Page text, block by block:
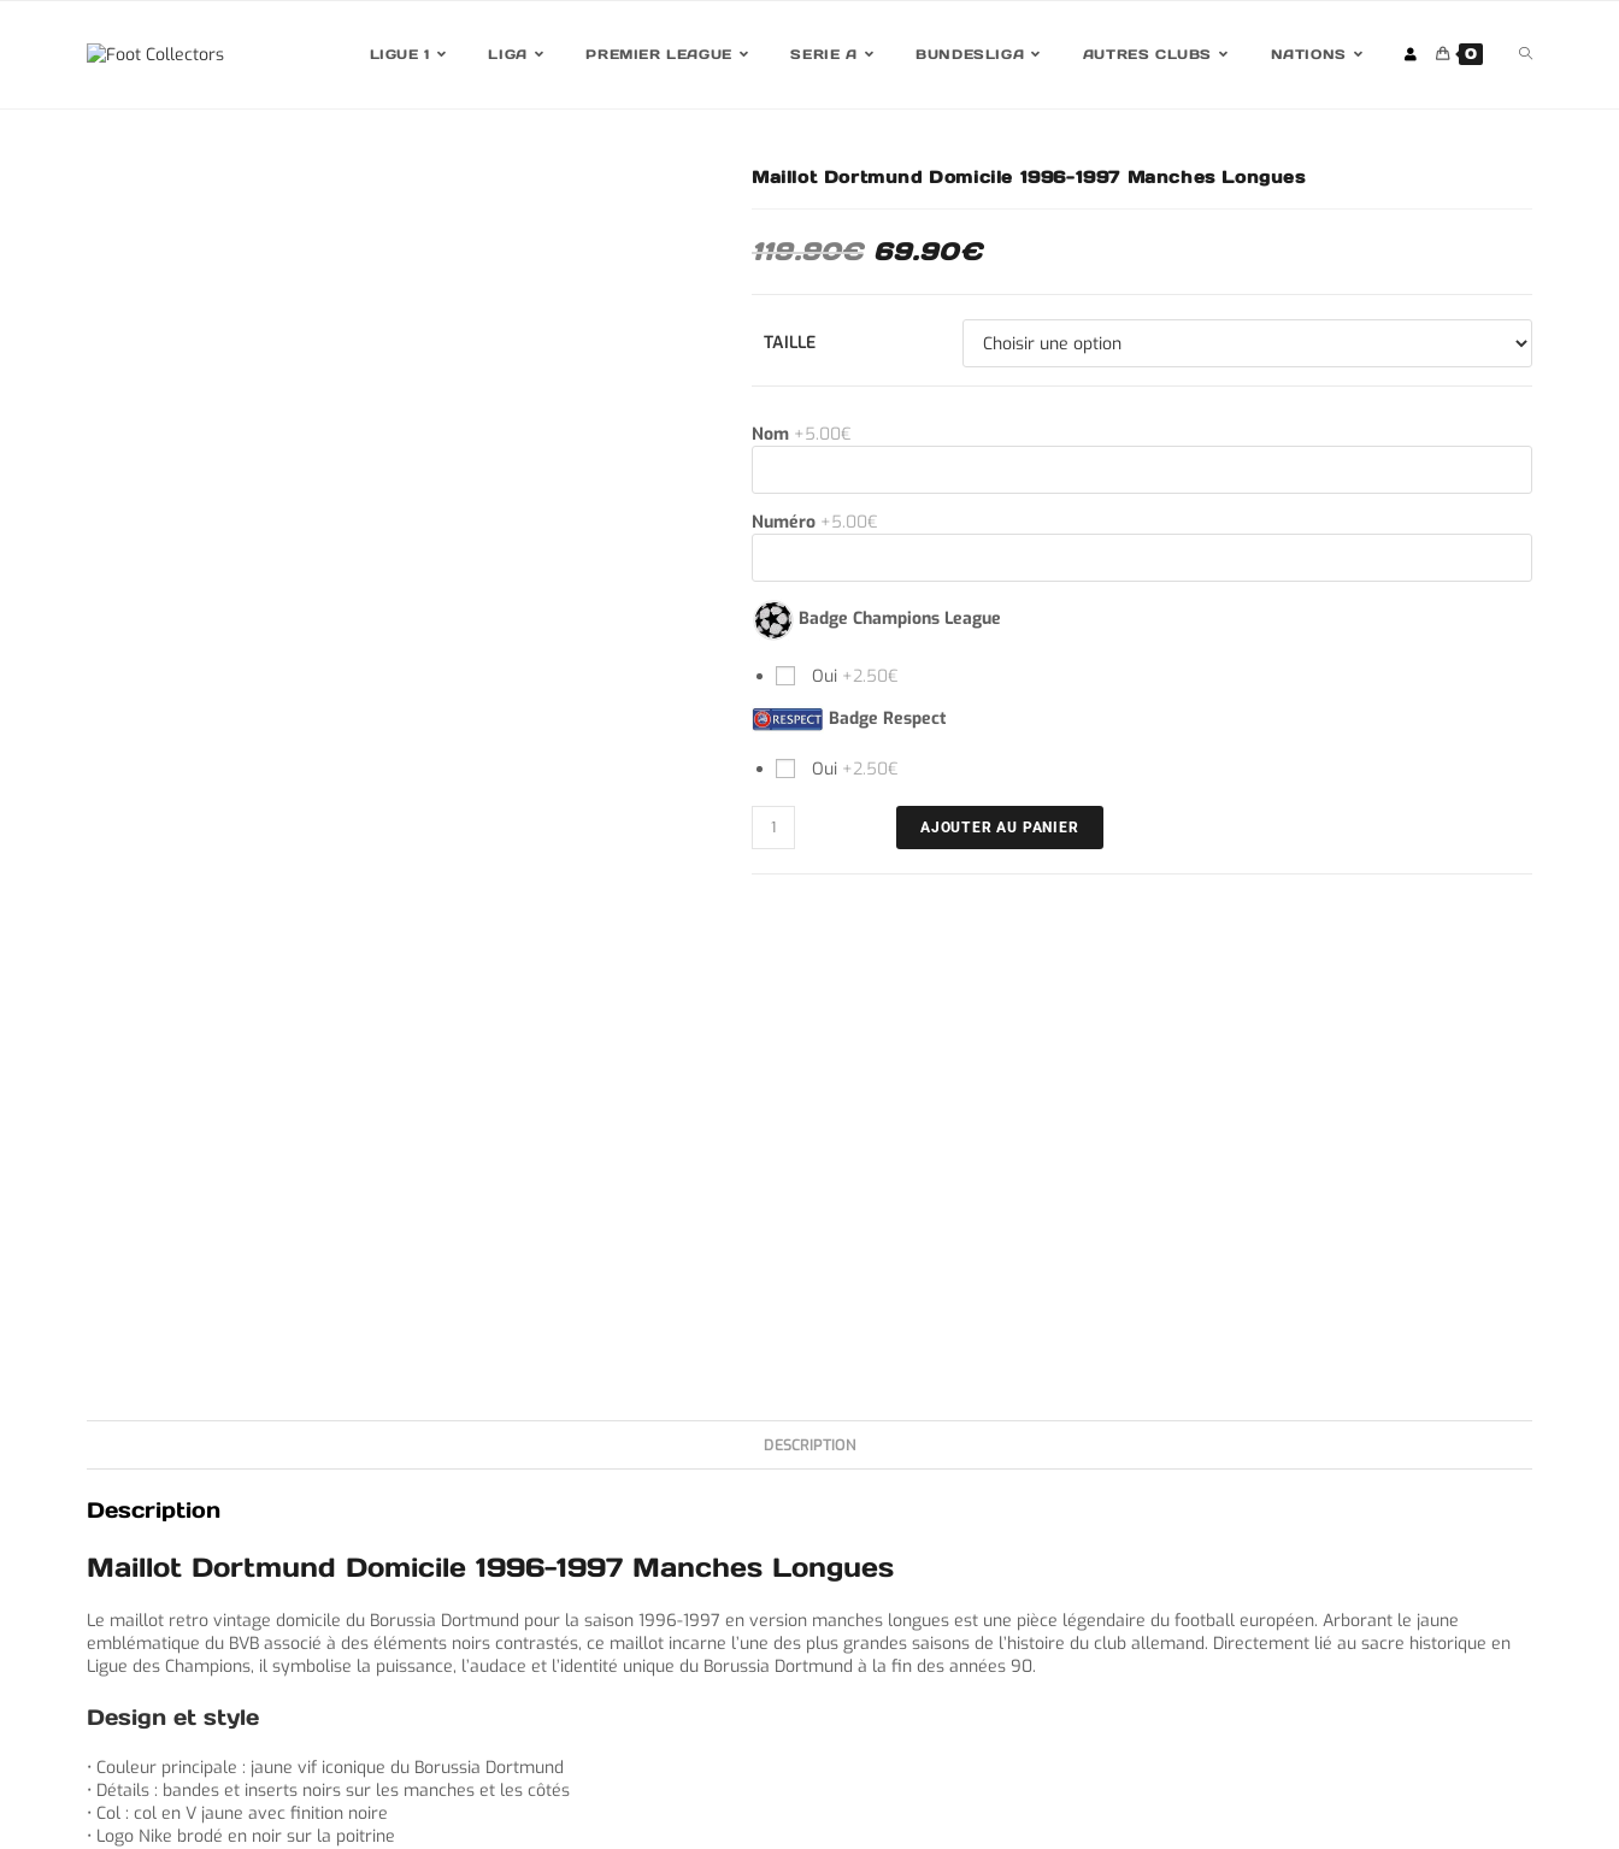
LIGUE 1 LIGA PREMIER LEAGUE SERIE A BUNDESLIGA AUTRES CLUBS NATIONS 0
Maillot Dortmund Domicile 1996-1997 Manches Longues
119.90€ 69.90€
TAILLE
Nom +5.00€
Numéro +5.00€
Badge Champions League
Oui +2.50€
Badge Respect
Oui +2.50€
AJOUTER AU PANIER
DESCRIPTION
Description
Maillot Dortmund Domicile 1996-1997 Manches Longues
Le maillot retro vintage domicile du Borussia Dortmund pour la saison 1996-1997 en version manches longues est une pièce légendaire du football européen. Arborant le jaune
emblématique du BVB associé à des éléments noirs contrastés, ce maillot incarne l’une des plus grandes saisons de l’histoire du club allemand. Directement lié au sacre historique en
Ligue des Champions, il symbolise la puissance, l’audace et l’identité unique du Borussia Dortmund à la fin des années 90.
Design et style
• Couleur principale : jaune vif iconique du Borussia Dortmund
• Détails : bandes et inserts noirs sur les manches et les côtés
• Col : col en V jaune avec finition noire
• Logo Nike brodé en noir sur la poitrine